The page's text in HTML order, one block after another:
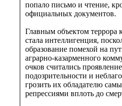
попало письмо и чтение,
официальных документов.
Главным объектом террора
стала интеллигенция,
образование помехой на
аграрно-казарменного
очков считались
подозрительности и
грозить их обладателю
репрессиями вплоть до